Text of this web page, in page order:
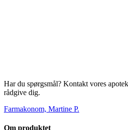
Har du spørgsmål? Kontakt vores
rådgive dig.
Farmakonom, Martine P.
Om produktet